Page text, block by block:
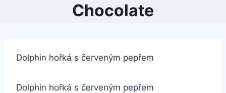
Chocolate
Dolphin hořká s červeným pepřem
Dolphin hořká s červeným pepřem